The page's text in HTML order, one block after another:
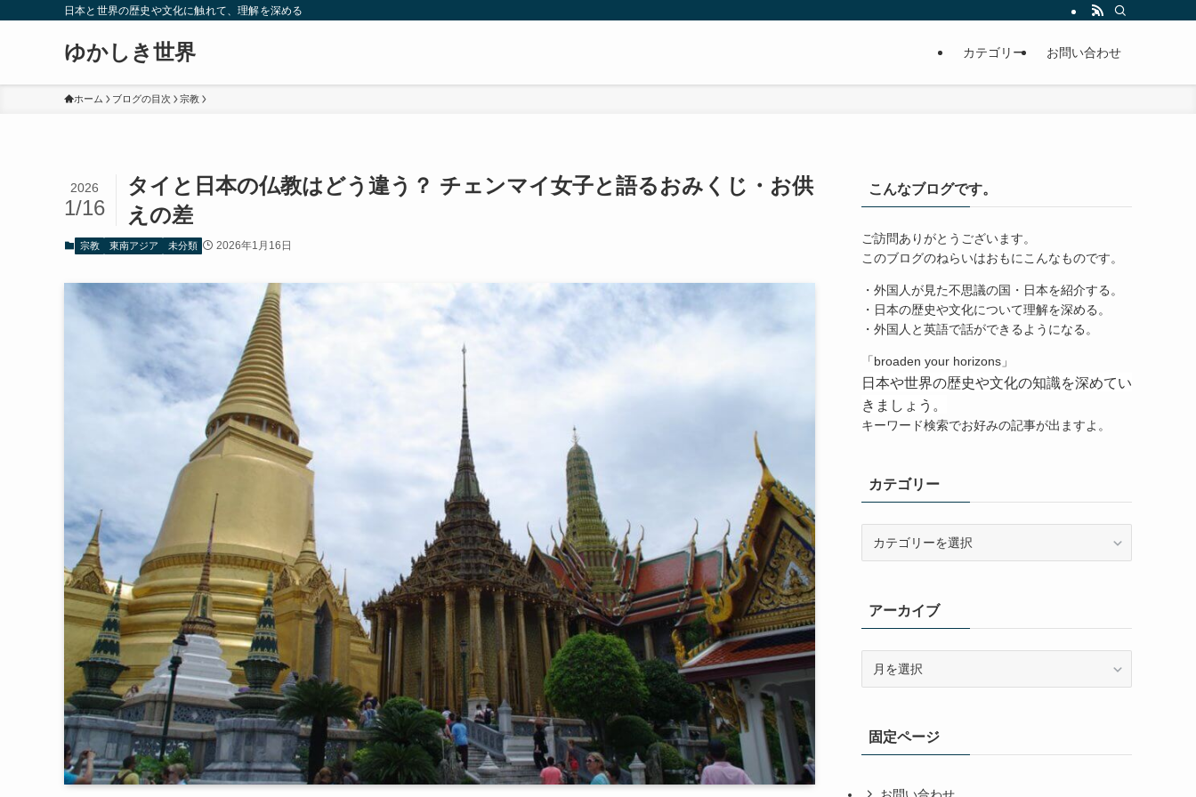
日本と世界の歴史や文化に触れて、理解を深める
ゆかしき世界 カテゴリー お問い合わせ
ホーム ブログの目次 宗教
タイと日本の仏教はどう違う？ チェンマイ女子と語るおみくじ・お供
えの差
2026
1/16
宗教 東南アジア 未分類 2026年1月16日
こんなブログです。
ご訪問ありがとうございます。
このブログのねらいはおもにこんなものです。
・外国人が見た不思議の国・日本を紹介する。
・日本の歴史や文化について理解を深める。
・外国人と英語で話ができるようになる。
「broaden your horizons」
日本や世界の歴史や文化の知識を深めてい
きましょう。
キーワード検索でお好みの記事が出ますよ。
カテゴリー
ーアーカイブ
ブ固定ページ
お問い合わせ